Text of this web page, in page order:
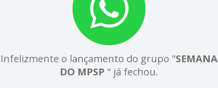
Infelizmente o lançamento do grupo "SEMANA
DO MPSP " já fechou.